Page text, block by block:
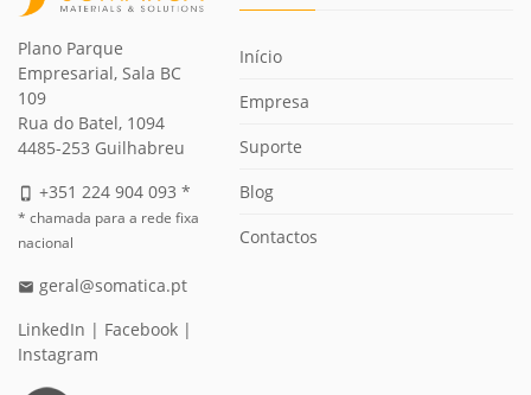
Plano Parque
Empresarial, Sala BC
109
Rua do Batel, 1094
4485-253 Guilhabreu
phone_iphone +351 224 904 093 *
* chamada para a rede fixa
nacional
email geral@somatica.pt
LinkedIn | Facebook |
Instagram
Início
Empresa
Suporte
Blog
Contactos